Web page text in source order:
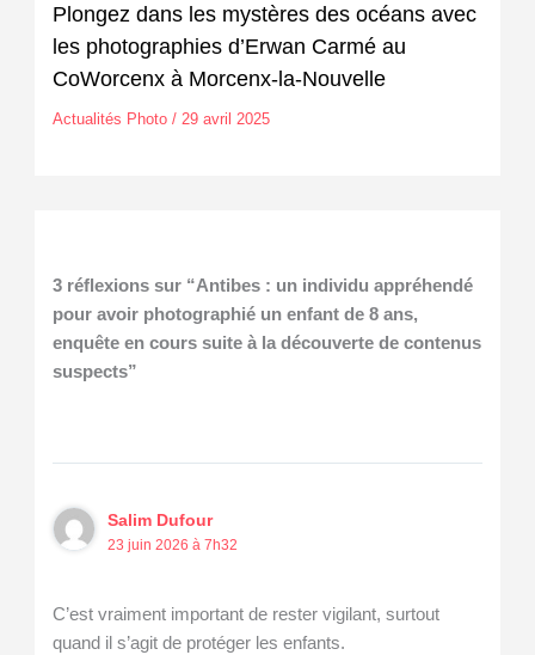
Plongez dans les mystères des océans avec
les photographies d’Erwan Carmé au
CoWorcenx à Morcenx-la-Nouvelle
Actualités Photo/ 29 avril 2025
3 réflexions sur “Antibes : un individu appréhendé
pour avoir photographié un enfant de 8 ans,
enquête en cours suite à la découverte de contenus
suspects”
Salim Dufour
23 juin 2026 à 7h32
C’est vraiment important de rester vigilant, surtout
quand il s’agit de protéger les enfants.